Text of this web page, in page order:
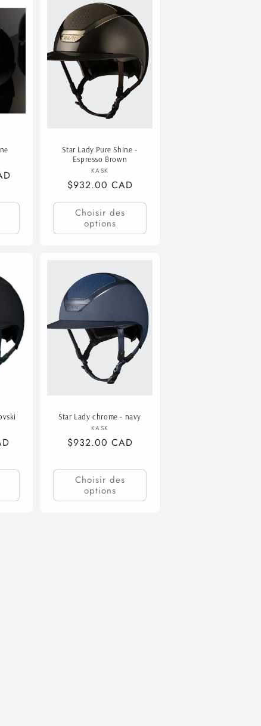
:
Star Lady Pure Shine -
Espresso Brown
Fournisseur :
KASK
Prix
habituel
$932.00 CAD
Choisir des
options
:
Star Lady chrome - navy
Fournisseur :
KASK
Prix
$932.00 CAD
Choisir des
options